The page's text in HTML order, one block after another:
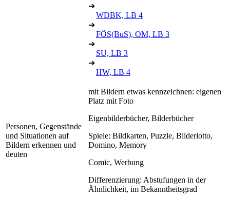
➔
WDBK, LB 4
➔
FÖS(BuS), OM, LB 3
➔
SU, LB 3
➔
HW, LB 4
Personen, Gegenstände
und Situationen auf
Bildern erkennen und
deuten
mit Bildern etwas kennzeichnen: eigenen
Platz mit Foto
Eigenbilderbücher, Bilderbücher
Spiele: Bildkarten, Puzzle, Bilderlotto,
Domino, Memory
Comic, Werbung
Differenzierung: Abstufungen in der
Ähnlichkeit, im Bekanntheitsgrad